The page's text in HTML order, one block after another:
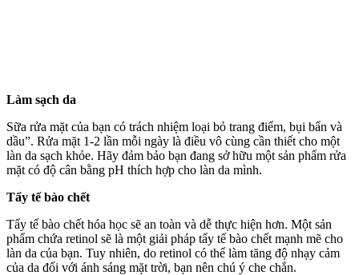
Làm sạch da
Sữa rửa mặt của bạn có trách nhiệm loại bỏ trang điểm, bụi bẩn và
dầu”. Rửa mặt 1-2 lần mỗi ngày là điều vô cùng cần thiết cho một
làn da sạch khỏe. Hãy đảm bảo bạn đang sở hữu một sản phẩm rửa
mặt có độ cân bằng pH thích hợp cho làn da mình.
Tẩy tế bào chết
Tẩy tế bào chết hóa học sẽ an toàn và dễ thực hiện hơn. Một sản
phẩm chứa retinol sẽ là một giải pháp tẩy tế bào chết mạnh mẽ cho
làn da của bạn. Tuy nhiên, do retinol có thể làm tăng độ nhạ‌y cả‌m
của da đối với ánh sáng mặt trời, bạn nên chú ý che chắn.